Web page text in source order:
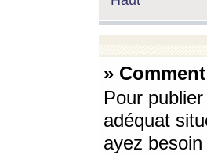
»
Pour
adéquat
ayez